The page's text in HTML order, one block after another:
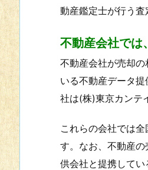
動産鑑定士が行う査
不動産会社では
不動産会社が売却
いる不動産データ
社は(株)東京カンテ
これらの会社では
す。なお、不動産
供会社と提携して